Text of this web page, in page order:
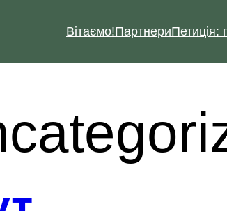
Вітаємо!ПартнериПетиція: